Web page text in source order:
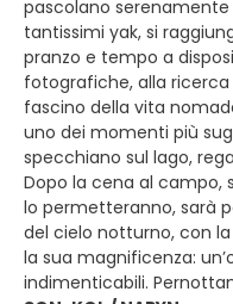
pascolano
tantissimi yak, si
pranzo e tempo a
fotografiche, alla
fascino della vita
uno dei momenti più
specchiano sul lago,
Dopo la cena al campo,
lo permetteranno, sarà
del cielo notturno, con
la sua magnificenza:
indimenticabili.